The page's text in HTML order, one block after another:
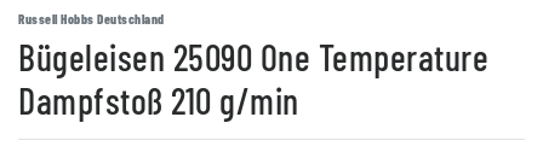
Russell Hobbs Deutschland
Bügeleisen 25090 One Temperature
Dampfstoß 210 g/min